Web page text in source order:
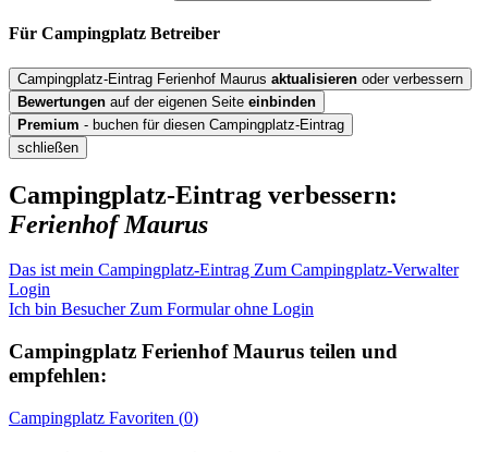
Für Campingplatz Betreiber
Campingplatz-Eintrag Ferienhof Maurus aktualisieren oder verbessern
Bewertungen auf der eigenen Seite einbinden
Premium - buchen für diesen Campingplatz-Eintrag
schließen
Campingplatz-Eintrag verbessern:
Ferienhof Maurus
Das ist mein Campingplatz-Eintrag Zum Campingplatz-Verwalter
Login
Ich bin BesucherZum Formular ohne Login
Campingplatz Ferienhof Maurus teilen und
empfehlen:
Campingplatz Favoriten (0)